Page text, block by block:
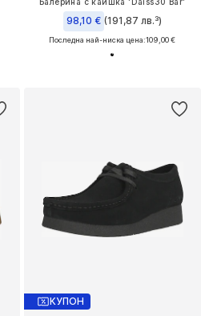
98,10 € (191,87 лв.³)
Последна най-ниска цена:109,00 €
КУПОН